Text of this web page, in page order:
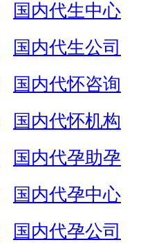
国内代生中心
国内代生公司
国内代怀咨询
国内代怀机构
国内代孕助孕
国内代孕中心
国内代孕公司